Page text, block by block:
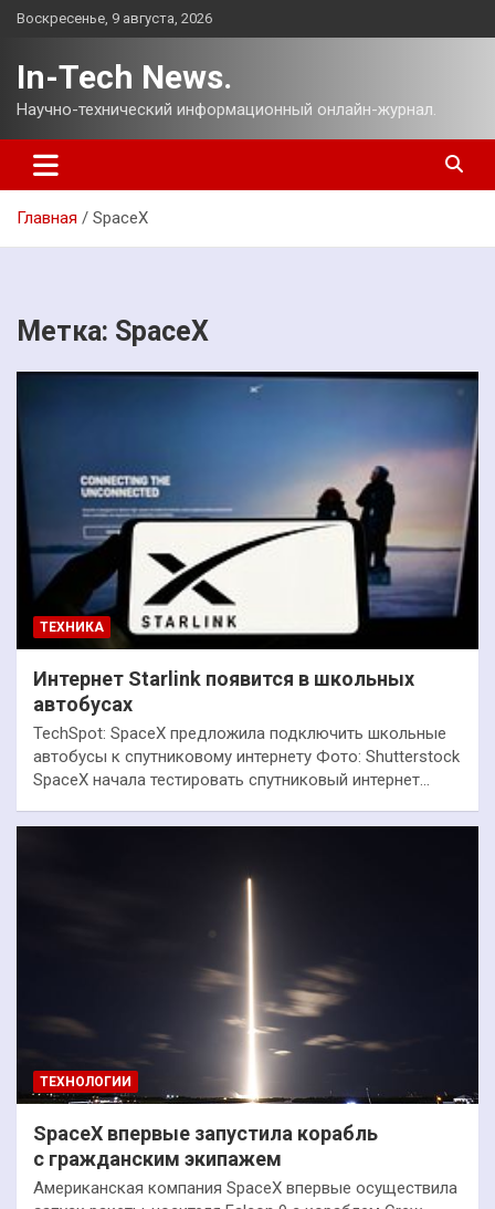
Перейти
Воскресенье, 9 августа, 2026
In-Tech News.
Научно-технический информационный онлайн-журнал.
Главная SpaceX
Метка: SpaceX
ТЕХНИКА
Интернет Starlink появится в школьных
автобусах
TechSpot: SpaceX предложила подключить школьные
автобусы к спутниковому интернету Фото: Shutterstock
SpaceX начала тестировать спутниковый интернет…
ТЕХНОЛОГИИ
SpaceX впервые запустила корабль
с гражданским экипажем
Американская компания SpaceX впервые осуществила